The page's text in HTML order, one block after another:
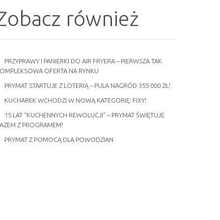
również
PRZYPRAWY I PANIERKI DO AIR FRYERA – PIERWSZA TAK
OFERTA NA RYNKU
PRYMAT STARTUJE Z LOTERIĄ – PULA NAGRÓD 355 000 ZŁ!
KUCHAREK WCHODZI W NOWĄ KATEGORIĘ: FIXY!
15 LAT “KUCHENNYCH REWOLUCJI” – PRYMAT ŚWIĘTUJE
Z PROGRAMEM!
PRYMAT Z POMOCĄ DLA POWODZIAN